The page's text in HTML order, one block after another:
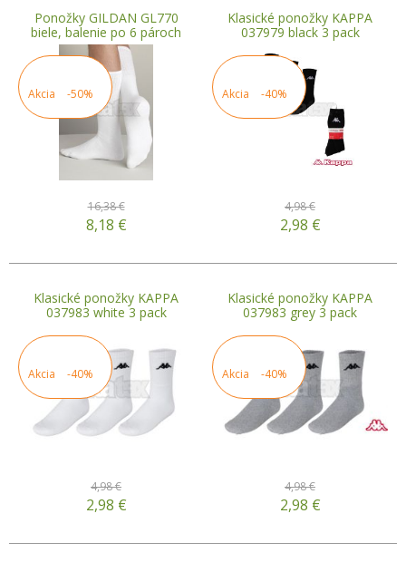
Ponožky GILDAN GL770
biele, balenie po 6 pároch
Akcia -50%
16,38 €
8,18 €
Klasické ponožky KAPPA
037979 black 3 pack
Akcia -40%
4,98 €
2,98 €
Klasické ponožky KAPPA
037983 white 3 pack
Akcia -40%
4,98 €
2,98 €
Klasické ponožky KAPPA
037983 grey 3 pack
Akcia -40%
4,98 €
2,98 €